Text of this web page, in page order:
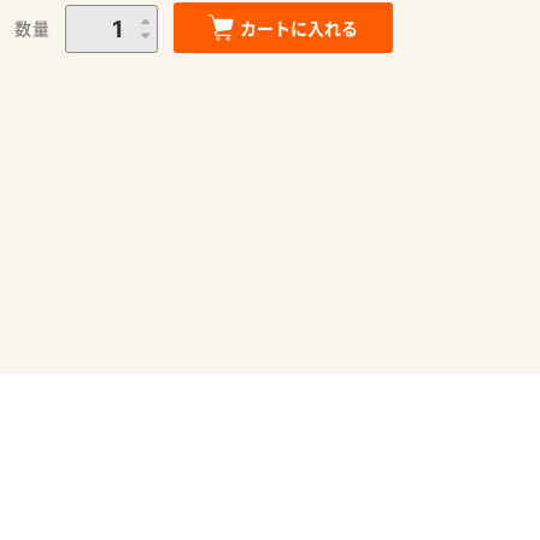
数量 カートに入れる